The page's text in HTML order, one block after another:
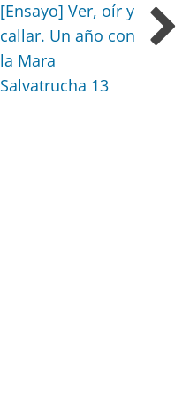
[Ensayo] Ver, oír y
callar. Un año con
la Mara
Salvatrucha 13